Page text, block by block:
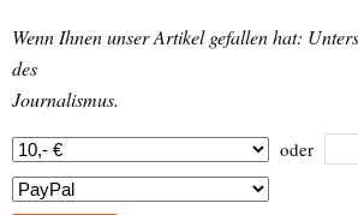
Wenn Ihnen unser Artikel gefallen hat:
des
Journalismus.
oder